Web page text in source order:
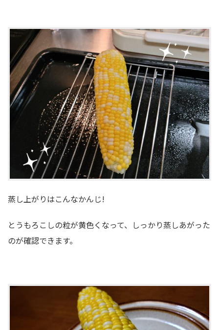
蒸し上がりはこんなかんじ!
とうもろこしの粒が黄色くなって、しっかり蒸しあがった
のが確認できます。